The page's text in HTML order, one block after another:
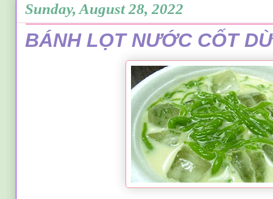
Sunday, August 28, 2022
BÁNH LỌT NƯỚC CỐT